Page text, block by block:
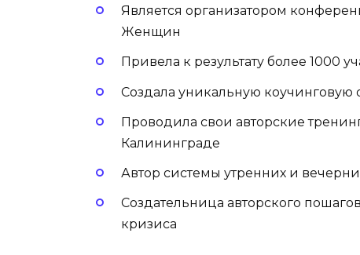
Является организатором
Женщин
Привела к результату более 1000
Создала уникальную коучинговую
Проводила свои авторские
Калининграде
Автор системы утренних и
Создательница авторского
кризиса